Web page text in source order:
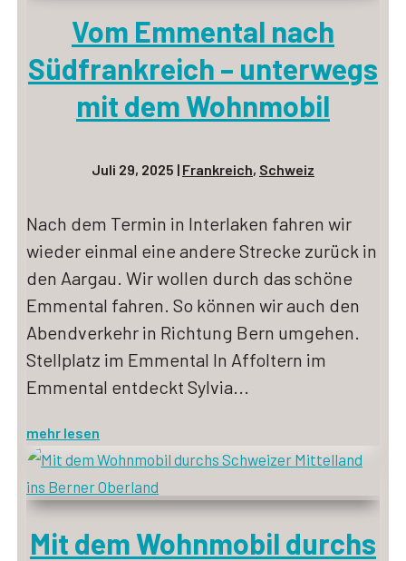
Vom Emmental nach
Südfrankreich – unterwegs
mit dem Wohnmobil
Juli 29, 2025 | Frankreich, Schweiz
Nach dem Termin in Interlaken fahren wir
wieder einmal eine andere Strecke zurück in
den Aargau. Wir wollen durch das schöne
Emmental fahren. So können wir auch den
Abendverkehr in Richtung Bern umgehen.
Stellplatz im Emmental In Affoltern im
Emmental entdeckt Sylvia...
mehr lesen
Mit dem Wohnmobil durchs